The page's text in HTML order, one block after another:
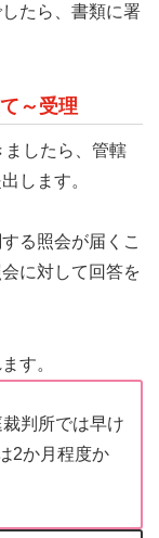
たら、書類に署
～受理
ましたら、管轄
します。
る照会が届くこ
に対して回答を
す。
判所では早け
2か月程度か